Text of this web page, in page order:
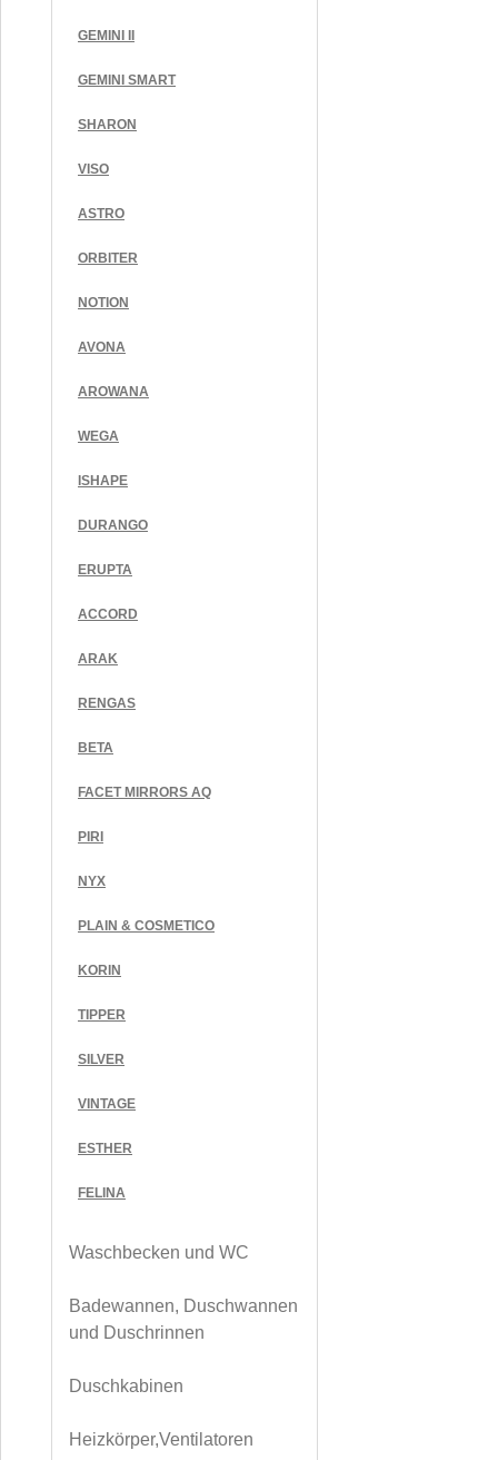
GEMINI II
GEMINI SMART
SHARON
VISO
ASTRO
ORBITER
NOTION
AVONA
AROWANA
WEGA
ISHAPE
DURANGO
ERUPTA
ACCORD
ARAK
RENGAS
BETA
FACET MIRRORS AQ
PIRI
NYX
PLAIN & COSMETICO
KORIN
TIPPER
SILVER
VINTAGE
ESTHER
FELINA
Waschbecken und WC
Badewannen, Duschwannen
und Duschrinnen
Duschkabinen
Heizkörper,Ventilatoren